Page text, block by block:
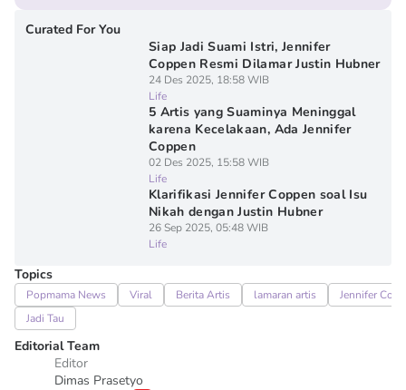
Curated For You
Siap Jadi Suami Istri, Jennifer
Coppen Resmi Dilamar Justin Hubner
24 Des 2025, 18:58 WIB
Life
5 Artis yang Suaminya Meninggal
karena Kecelakaan, Ada Jennifer
Coppen
02 Des 2025, 15:58 WIB
Life
Klarifikasi Jennifer Coppen soal Isu
Nikah dengan Justin Hubner
26 Sep 2025, 05:48 WIB
Life
Topics
Popmama News Viral Berita Artis lamaran artis
Jennifer
Jadi Tau
Editorial Team
Editor
Dimas Prasetyo